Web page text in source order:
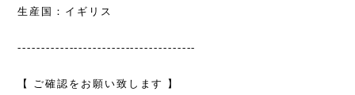
生産国：イギリス
--------------------------------------
【 ご確認をお願い致します 】